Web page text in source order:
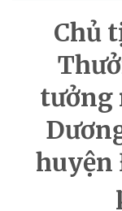
Chủ
tưởng
huyện